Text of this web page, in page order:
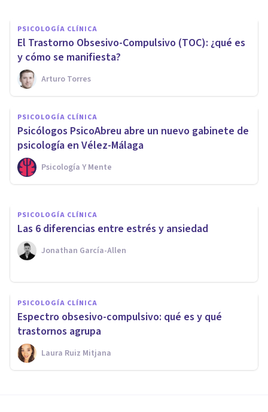
PSICOLOGÍA CLÍNICA
El Trastorno Obsesivo-Compulsivo (TOC): ¿qué es
y cómo se manifiesta?
Arturo Torres
PSICOLOGÍA CLÍNICA
Psicólogos PsicoAbreu abre un nuevo gabinete de
psicología en Vélez-Málaga
Psicología Y Mente
Neurosis obsesiva: síntomas,
causas y tratamiento
Xavier Molina
PSICOLOGÍA CLÍNICA
Las 6 diferencias entre estrés y ansiedad
Jonathan García-Allen
PSICOLOGÍA CLÍNICA
Espectro obsesivo-compulsivo: qué es y qué
trastornos agrupa
Laura Ruiz Mitjana